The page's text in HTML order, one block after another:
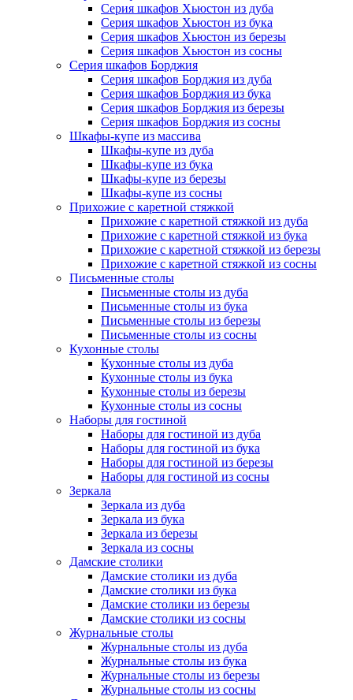
Серия шкафов Хьюстон из дуба
Серия шкафов Хьюстон из бука
Серия шкафов Хьюстон из березы
Серия шкафов Хьюстон из сосны
Серия шкафов Борджия
Серия шкафов Борджия из дуба
Серия шкафов Борджия из бука
Серия шкафов Борджия из березы
Серия шкафов Борджия из сосны
Шкафы-купе из массива
Шкафы-купе из дуба
Шкафы-купе из бука
Шкафы-купе из березы
Шкафы-купе из сосны
Прихожие с каретной стяжкой
Прихожие с каретной стяжкой из дуба
Прихожие с каретной стяжкой из бука
Прихожие с каретной стяжкой из березы
Прихожие с каретной стяжкой из сосны
Письменные столы
Письменные столы из дуба
Письменные столы из бука
Письменные столы из березы
Письменные столы из сосны
Кухонные столы
Кухонные столы из дуба
Кухонные столы из бука
Кухонные столы из березы
Кухонные столы из сосны
Наборы для гостиной
Наборы для гостиной из дуба
Наборы для гостиной из бука
Наборы для гостиной из березы
Наборы для гостиной из сосны
Зеркала
Зеркала из дуба
Зеркала из бука
Зеркала из березы
Зеркала из сосны
Дамские столики
Дамские столики из дуба
Дамские столики из бука
Дамские столики из березы
Дамские столики из сосны
Журнальные столы
Журнальные столы из дуба
Журнальные столы из бука
Журнальные столы из березы
Журнальные столы из сосны